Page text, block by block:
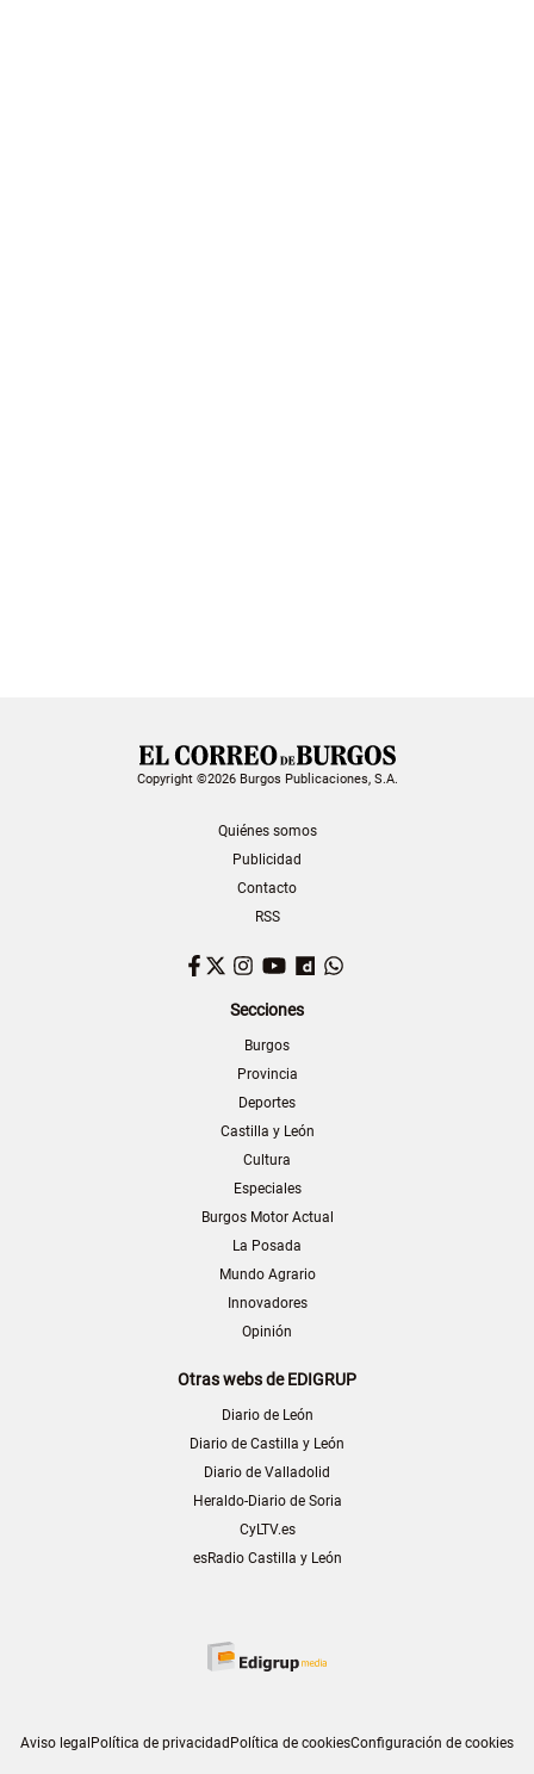
Copyright ©2026 Burgos Publicaciones, S.A.
Quiénes somos
Publicidad
Contacto
RSS
Facebook
TwitterInstagram
YouTubeDailymotion
Secciones
Burgos
Provincia
Deportes
Castilla y León
Cultura
Especiales
Burgos Motor Actual
La Posada
Mundo Agrario
Innovadores
Opinión
Otras webs de EDIGRUP
Diario de León
Diario de Castilla y León
Diario de Valladolid
Heraldo-Diario de Soria
CyLTV.es
esRadio Castilla y León
Aviso legalPolítica de privacidadPolítica de cookiesConfiguración de cookies